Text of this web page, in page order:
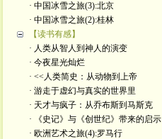
· 中国冰雪之旅(3):北京
· 中国冰雪之旅(2):桂林
【读书有感】
· 人类从智人到神人的演变
· 今夜星光灿烂
· <<人类简史：从动物到上帝
· 游走于虚幻与真实的世界里
· 天才与疯子：从乔布斯到马斯克
· 《史记》与《创世纪》带来的启示
· 欧洲艺术之旅(4):罗马行